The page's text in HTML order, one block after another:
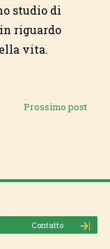
studio di
riguardo
vita.
Prossimo post
Contatto